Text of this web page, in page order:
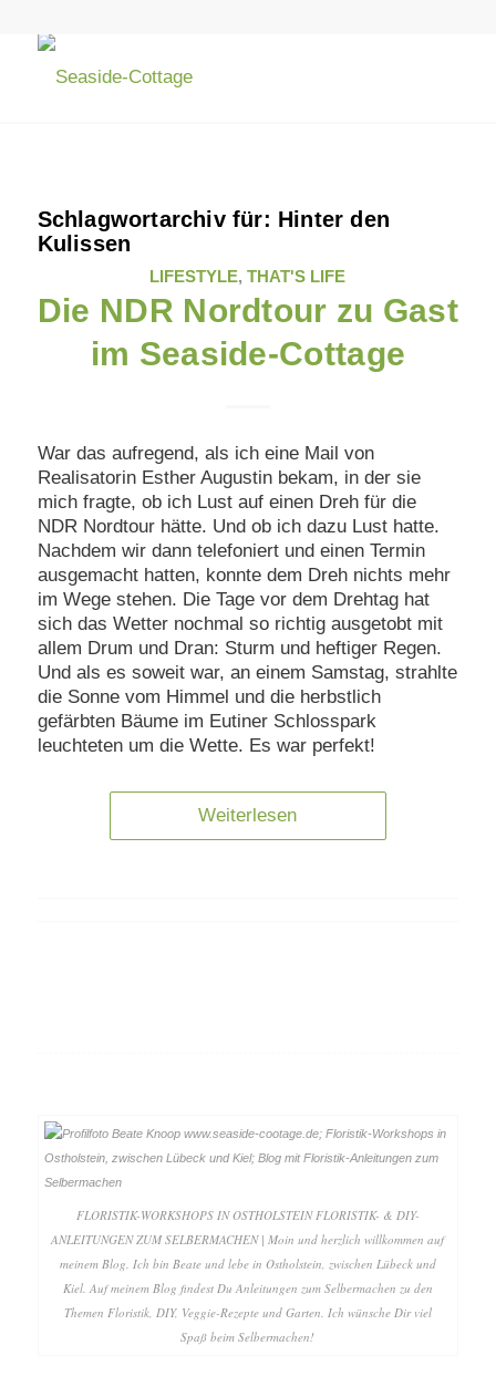
Schlagwortarchiv für: Hinter den
Kulissen
LIFESTYLE,THAT'S LIFE
Die NDR Nordtour zu Gast
im Seaside-Cottage
War das aufregend, als ich eine Mail von
Realisatorin Esther Augustin bekam, in der sie
mich fragte, ob ich Lust auf einen Dreh für die
NDR Nordtour hätte. Und ob ich dazu Lust hatte.
Nachdem wir dann telefoniert und einen Termin
ausgemacht hatten, konnte dem Dreh nichts mehr
im Wege stehen. Die Tage vor dem Drehtag hat
sich das Wetter nochmal so richtig ausgetobt mit
allem Drum und Dran: Sturm und heftiger Regen.
Und als es soweit war, an einem Samstag, strahlte
die Sonne vom Himmel und die herbstlich
gefärbten Bäume im Eutiner Schlosspark
leuchteten um die Wette. Es war perfekt!
Weiterlesen
FLORISTIK-WORKSHOPS IN OSTHOLSTEIN FLORISTIK- & DIY-
ANLEITUNGEN ZUM SELBERMACHEN | Moin und herzlich willkommen auf
meinem Blog. Ich bin Beate und lebe in Ostholstein, zwischen Lübeck und
Kiel. Auf meinem Blog findest Du Anleitungen zum Selbermachen zu den
Themen Floristik, DIY, Veggie-Rezepte und Garten. Ich wünsche Dir viel
Spaß beim Selbermachen!